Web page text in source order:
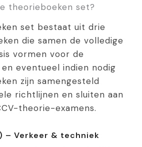
theorieboeken set?
set bestaat uit drie
die samen de volledige
vormen voor de
eventueel indien nodig
zijn samengesteld
richtlijnen en sluiten aan
theorie-examens.
– Verkeer & techniek